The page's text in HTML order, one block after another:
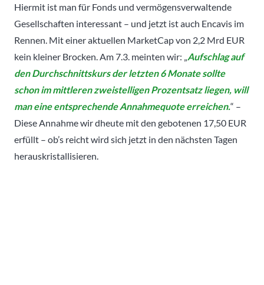
Hiermit ist man für Fonds und vermögensverwaltende
Gesellschaften interessant – und jetzt ist auch Encavis im
Rennen. Mit einer aktuellen MarketCap von 2,2 Mrd EUR
kein kleiner Brocken. Am 7.3. meinten wir: „Aufschlag auf
den Durchschnittskurs der letzten 6 Monate sollte
schon im mittleren zweistelligen Prozentsatz liegen, will
man eine entsprechende Annahmequote erreichen.“ –
Diese Annahme wir dheute mit den gebotenen 17,50 EUR
erfüllt – ob’s reicht wird sich jetzt in den nächsten Tagen
herauskristallisieren.